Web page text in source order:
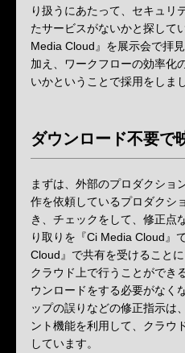
り扱うにあたって、セキュリ
たサービスがないかと探して
Media Cloud』を展示会で拝
加え、ワークフローの効率化
いかということで採用をしまし
ダウンロード不要で
まずは、外部のプロダクショ
作を依頼しているプロダクシ
き、チェックをして、修正点
り取りを『Ci Media Cloud』
Cloud』で共有を受けること
クラウド上で行うことができ
ウンロードをする必要がなく
ップの誤りなどの修正指示は
ント機能を利用して、クラウ
しています。